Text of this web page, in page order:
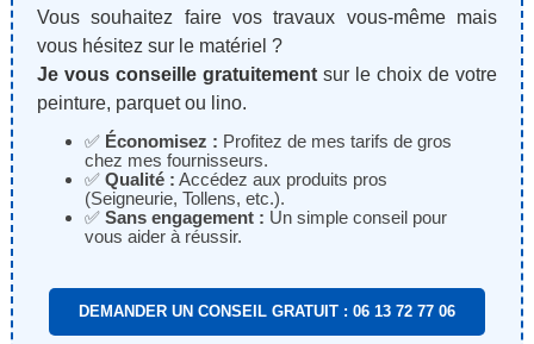
Vous souhaitez faire vos travaux vous-même mais
vous hésitez sur le matériel ?
Je vous conseille gratuitementsur le choix de votre
peinture, parquet ou lino.
✅ Économisez : Profitez de mes tarifs de gros
chez mes fournisseurs.
✅ Qualité : Accédez aux produits pros
(Seigneurie, Tollens, etc.).
✅ Sans engagement : Un simple conseil pour
vous aider à réussir.
DEMANDER UN CONSEIL GRATUIT : 06 13 72 77 06